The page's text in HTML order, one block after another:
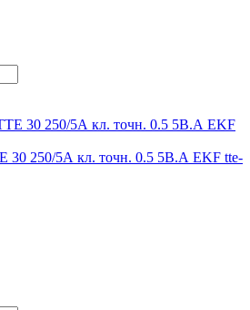
30 250/5А кл. точн. 0.5 5В.А EKF tte-